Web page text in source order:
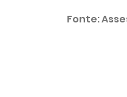
Fonte: